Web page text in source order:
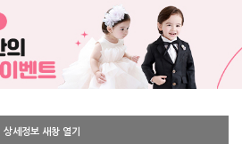
상세정보 새창 열기